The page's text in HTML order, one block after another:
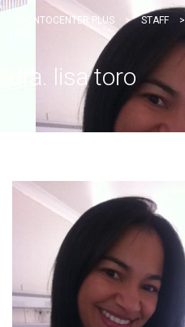
ODONTOCENTER PLUS > STAFF >
dra. lisa toro